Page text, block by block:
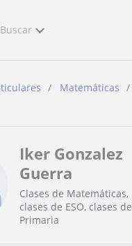
Buscar
Matemáticas
Iker Gonzalez
Guerra
Clases de Matemáticas,
clases de ESO, clases de
Primaria